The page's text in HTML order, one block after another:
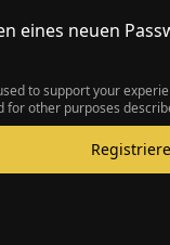
eines neuen
to support your
for other purposes